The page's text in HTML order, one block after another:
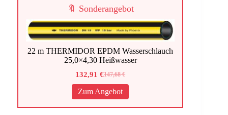
🔖 Sonderangebot
22 m THERMIDOR EPDM Wasserschlauch
25,0×4,30 Heißwasser
147,68€
Ursprünglicher
Preis
war:
147,68 €
132,91€
Aktueller
Preis
ist:
132,91 €.
Zum Angebot